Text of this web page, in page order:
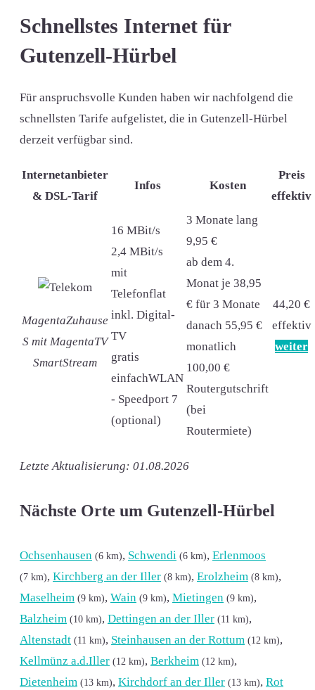
Schnellstes Internet für
Gutenzell-Hürbel
Für anspruchsvolle Kunden haben wir nachfolgend die
schnellsten Tarife aufgelistet, die in Gutenzell-Hürbel
derzeit verfügbar sind.
Internetanbieter
& DSL-Tarif
Infos Kosten
Preis
effektiv
MagentaZuhause
S mit MagentaTV
SmartStream
16 MBit/s
2,4 MBit/s
mit
Telefonflat
inkl. Digital-
TV
gratis
einfachWLAN
- Speedport 7
(optional)
3 Monate lang
9,95 €
ab dem 4.
Monat je 38,95
€ für 3 Monate
danach 55,95 €
monatlich
100,00 €
Routergutschrift
(bei
Routermiete)
44,20 €
effektiv
weiter
Letzte Aktualisierung: 01.08.2026
Nächste Orte um Gutenzell-Hürbel
Ochsenhausen (6 km), Schwendi (6 km), Erlenmoos
(7 km), Kirchberg an der Iller (8 km), Erolzheim (8 km),
Maselheim (9 km), Wain (9 km), Mietingen (9 km),
Balzheim (10 km), Dettingen an der Iller (11 km),
Altenstadt (11 km), Steinhausen an der Rottum (12 km),
Kellmünz a.d.Iller (12 km), Berkheim (12 km),
Dietenheim (13 km), Kirchdorf an der Iller (13 km), Rot